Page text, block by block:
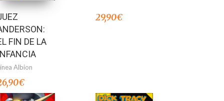
FIN DE LA
Albion
€
29,90€